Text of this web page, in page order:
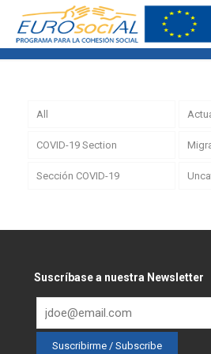
All
COVID-19 Section
Sección COVID-19
Suscríbase a nuestra Newsletter